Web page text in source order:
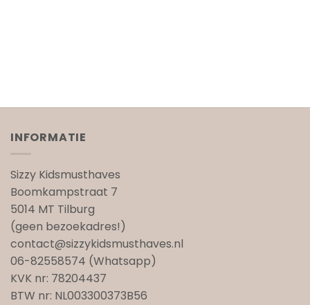
INFORMATIE
Sizzy Kidsmusthaves
Boomkampstraat 7
5014 MT Tilburg
(geen bezoekadres!)
contact@sizzykidsmusthaves.nl
06-82558574 (Whatsapp)
KVK nr: 78204437
BTW nr: NL003300373B56